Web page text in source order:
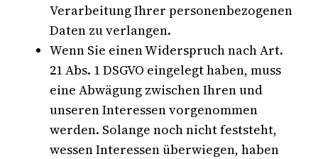
Verarbeitung Ihrer personenbezogenen
Daten zu verlangen.
Wenn Sie einen Widerspruch nach Art.
21 Abs. 1 DSGVO eingelegt haben, muss
eine Abwägung zwischen Ihren und
unseren Interessen vorgenommen
werden. Solange noch nicht feststeht,
wessen Interessen überwiegen, haben